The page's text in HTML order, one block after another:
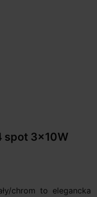
spot 3x10W
chrom to elegancka